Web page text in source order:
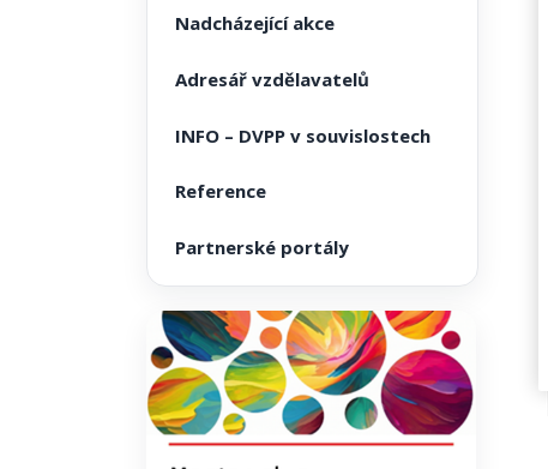
Nadcházející akce
Adresář vzdělavatelů
INFO – DVPP v souvislostech
Reference
Partnerské portály